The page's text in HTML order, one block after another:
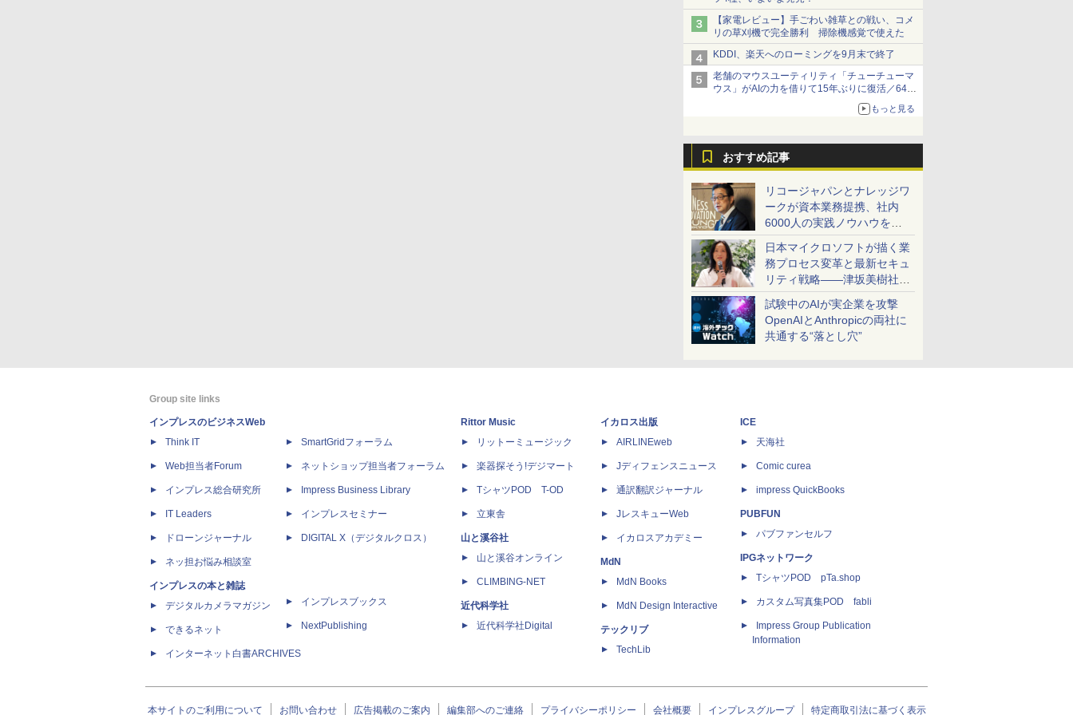
【家電レビュー】手ごわい雑草との戦い、コメ
リの草刈機で完全勝利 掃除機感覚で使えた
KDDI、楽天へのローミングを9月末で終了
老舗のマウスユーティリティ「チューチューマ
ウス」がAIの力を借りて15年ぶりに復活／64bit
化、Windows 10/11、「Chrome」も走り回
る。復活記念で2026年末まで500円
もっと見る
おすすめ記事
リコージャパンとナレッジワ
ークが資本業務提携、社内
6000人の実践ノウハウを生
かした「AI商談記録 for
RICOH」を展開へ
日本マイクロソフトが描く業
務プロセス変革と最新セキュ
リティ戦略――津坂美樹社長
が2027年度戦略を説明
試験中のAIが実企業を攻撃
OpenAIとAnthropicの両社に
共通する“落とし穴”
Group site links
インプレスのビジネスWeb
Think IT
Web担当者Forum
インプレス総合研究所
IT Leaders
ドローンジャーナル
ネッ担お悩み相談室
インプレスの本と雑誌
デジタルカメラマガジン
できるネット
インターネット白書ARCHIVES
SmartGridフォーラム
ネットショップ担当者フォーラム
Impress Business Library
インプレスセミナー
DIGITAL X（デジタルクロス）
インプレスブックス
NextPublishing
Rittor Music
リットーミュージック
楽器探そう!デジマート
TシャツPOD T-OD
立東舎
山と溪谷社
山と溪谷オンライン
CLIMBING-NET
近代科学社
近代科学社Digital
イカロス出版
AIRLINEweb
Jディフェンスニュース
通訳翻訳ジャーナル
JレスキューWeb
イカロスアカデミー
MdN
MdN Books
MdN Design Interactive
テックリブ
TechLib
ICE
天海社
Comic curea
impress QuickBooks
PUBFUN
パブファンセルフ
IPGネットワーク
TシャツPOD pTa.shop
カスタム写真集POD fabli
Impress Group Publication
Information
本サイトのご利用について お問い合わせ 広告掲載のご案内 編集部へのご連絡 プライバシーポリシー 会社概要 インプレスグループ 特定商取引法に基づく表示